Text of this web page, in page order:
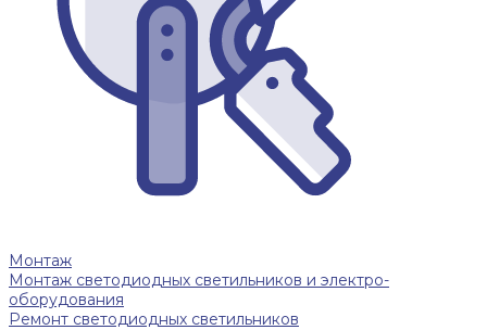
Монтаж
Монтаж светодиодных светильников и электро-
оборудования
Ремонт светодиодных светильников